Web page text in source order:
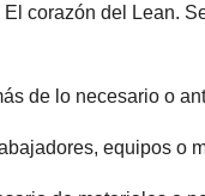
El corazón del Lean.
de lo necesario o
equipos o